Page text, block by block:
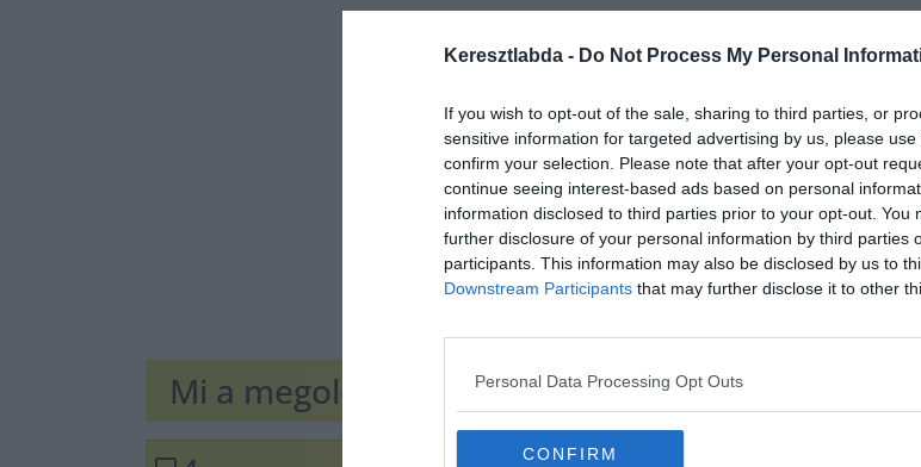
Keresztlabda - Do Not Process My Personal
If you wish to opt-out of the sale, sharing to third parties, or
sensitive information for targeted advertising by us, please
confirm your selection. Please note that after your opt-out
continue seeing interest-based ads based on personal
information disclosed to third parties prior to your opt-out. You
further disclosure of your personal information by third parties
participants. This information may also be disclosed by us to
Downstream Participants that may further disclose it to other
Personal Data Processing Opt Outs
CONFIRM
Hirdetés
Mi a megoldás?